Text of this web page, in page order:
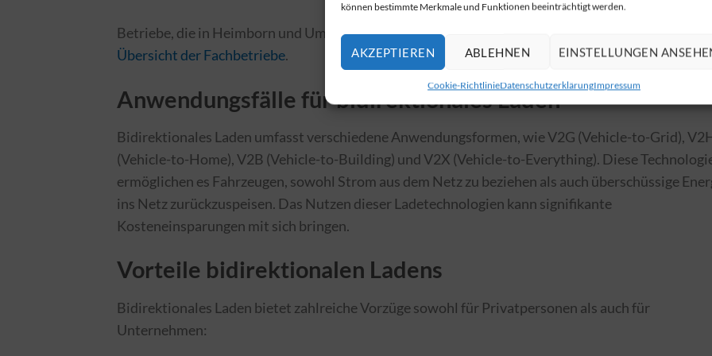
können bestimmte Merkmale und Funktionen beeinträchtigt werden.
AKZEPTIEREN ABLEHNEN EINSTELLUNGEN
Cookie-RichtlinieDatenschutzerklärungImpressum
Betriebe, die in Heimborn und Umgebung bidi-ready Wallboxen installieren, finden Sie unter der
Übersicht der Fachbetriebe.
Anwendungsfälle für bidirektionales Laden
Bidirektionales Laden umfasst verschiedene Anwendungsformen, wie V2G (Vehicle-to-Grid),
(Vehicle-to-Home), V2B (Vehicle-to-Building) und V2X (Vehicle-to-Everything). Diese
ermöglichen es Fahrzeugen, sowohl Strom aus dem Netz zu beziehen als auch überschüssige
ins Netz zurückzuspeisen. Das Nutzen dieser Ladetechnologien kann signifikante
Kosteneinsparungen mit sich bringen.
Vorteile bidirektionalen Ladens
Bidirektionales Laden bietet zahlreiche Vorzüge sowohl für Privatpersonen als auch für
Unternehmen: